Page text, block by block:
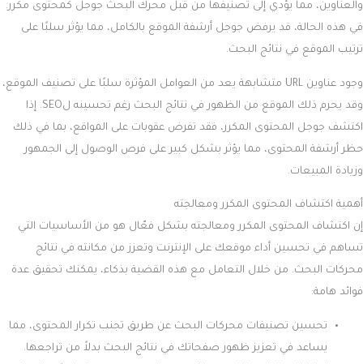
والعناوين، مما يؤدي إلى تصنيفها من قبل محرك البحث جوجل كمحتوى مكرر.
في هذه الحالة، قد يرفض جوجل أرشفة الموقع بالكامل، مما يؤثر سلبًا على
ترتيب الموقع في نتائج البحث.
وجود عناوين URL متشابهة يعد من العوامل المؤثرة سلبًا على تصنيف الموقع،
وقد يحرم ذلك الموقع من الظهور في نتائج البحث رغم تحسينه لSEO. إذا
اكتشف جوجل المحتوى المكرر، فقد تفرض عقوبات على المواقع، بما في ذلك
حظر أرشفة المحتوى، مما يؤثر بشكل كبير على فرص الوصول إلى الجمهور
وزيادة المبيعات.
أهمية اكتشاف المحتوى المكرر ومعالجته
إن اكتشاف المحتوى المكرر ومعالجته بشكل فعّال هو من الأساسيات التي
تساهم في تحسين أداء موقعك على الإنترنت وتعزز من مكانته في نتائج
محركات البحث. من خلال التعامل مع هذه القضية بذكاء، يمكنك تحقيق عدة
فوائد هامة:
تحسين تصنيفات محركات البحث عن طريق تجنب تكرار المحتوى، مما
يساعد في تعزيز ظهور صفحاتك في نتائج البحث بدلاً من تراجعها.